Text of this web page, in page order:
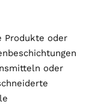
Produkte oder
oder